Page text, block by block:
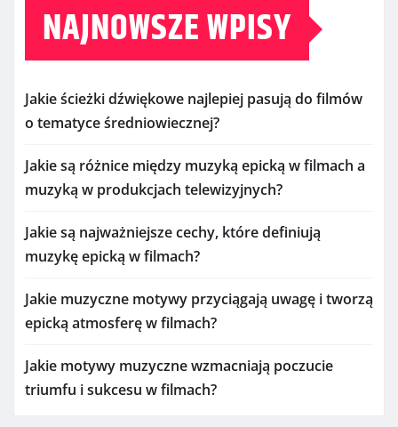
NAJNOWSZE WPISY
Jakie ścieżki dźwiękowe najlepiej pasują do filmów
o tematyce średniowiecznej?
Jakie są różnice między muzyką epicką w filmach a
muzyką w produkcjach telewizyjnych?
Jakie są najważniejsze cechy, które definiują
muzykę epicką w filmach?
Jakie muzyczne motywy przyciągają uwagę i tworzą
epicką atmosferę w filmach?
Jakie motywy muzyczne wzmacniają poczucie
triumfu i sukcesu w filmach?